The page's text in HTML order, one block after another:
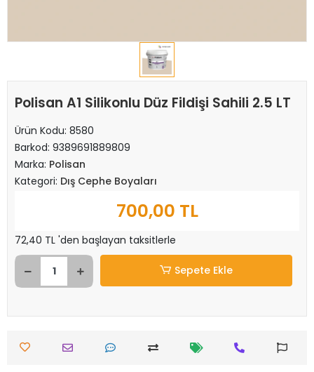
Polisan A1 Silikonlu Düz Fildişi Sahili 2.5 LT
Ürün Kodu: 8580
Barkod: 9389691889809
Marka: Polisan
Kategori: Dış Cephe Boyaları
700,00 TL
72,40 TL 'den başlayan taksitlerle
Sepete Ekle